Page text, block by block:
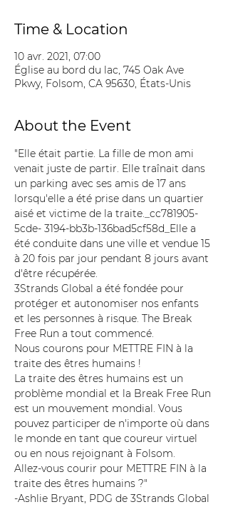
Time & Location
10 avr. 2021, 07:00
Église au bord du lac, 745 Oak Ave
Pkwy, Folsom, CA 95630, États-Unis
About the Event
"Elle était partie. La fille de mon ami
venait juste de partir. Elle traînait dans
un parking avec ses amis de 17 ans
lorsqu'elle a été prise dans un quartier
aisé et victime de la traite._cc781905-
5cde- 3194-bb3b-136bad5cf58d_Elle a
été conduite dans une ville et vendue 15
à 20 fois par jour pendant 8 jours avant
d'être récupérée.
3Strands Global a été fondée pour
protéger et autonomiser nos enfants
et les personnes à risque. The Break
Free Run a tout commencé.
Nous courons pour METTRE FIN à la
traite des êtres humains !
La traite des êtres humains est un
problème mondial et la Break Free Run
est un mouvement mondial. Vous
pouvez participer de n'importe où dans
le monde en tant que coureur virtuel
ou en nous rejoignant à Folsom.
Allez-vous courir pour METTRE FIN à la
traite des êtres humains ?"
-Ashlie Bryant, PDG de 3Strands Global